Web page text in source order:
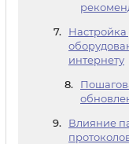
Настройка
интернету
Влияние